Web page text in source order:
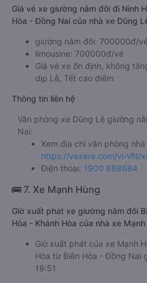
Giá vé xe giường nằm đôi đi Ninh
Hòa - Đồng Nai của nhà xe Dũng
giường nằm đôi: 700000đ/vé
limousine: 700000đ/vé
Giá vé xe ổn định, không
dịp Lễ, Tết cao điểm
Thông tin liên hệ
Văn phòng xe Dũng Lệ giường
Nai:
Xem địa chỉ văn phòng
https://vexere.com/vi-VN/
Điện thoại: 1900 888684
🚌 7. Xe Mạnh Hùng
Giờ xuất phát xe giường nằm đôi
Hòa - Khánh Hòa của nhà xe Mạnh
Giờ xuất phát của xe Mạnh
Hòa từ Biên Hòa - Đồng Nai
19:51